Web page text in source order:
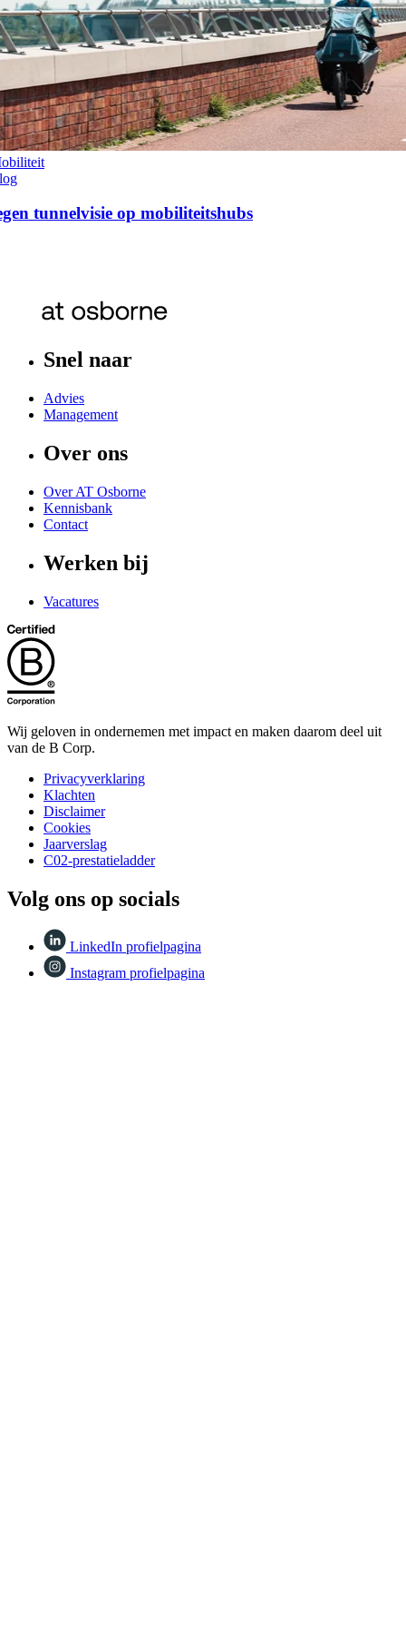
tunnelvisie op mobiliteitshubs
Snel naar
Advies
Management
Over ons
Over AT Osborne
Kennisbank
Contact
Werken bij
Vacatures
Wij geloven in ondernemen met impact en maken daarom deel uit
van de B Corp.
Privacyverklaring
Klachten
Disclaimer
Cookies
Jaarverslag
C02-prestatieladder
Volg ons op socials
LinkedIn profielpagina
Instagram profielpagina